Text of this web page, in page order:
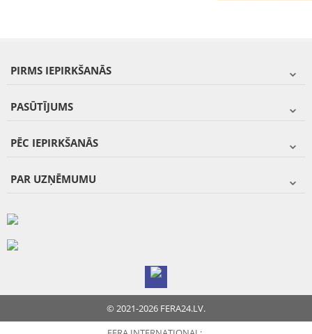
PIRMS IEPIRKŠANĀS
PASŪTĪJUMS
PĒC IEPIRKŠANĀS
PAR UZŅĒMUMU
© 2021-2026 FERA24.LV.